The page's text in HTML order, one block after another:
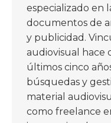
especializado en
documentos de
y publicidad.
audiovisual hace
últimos cinco
búsquedas y
material
como freelance